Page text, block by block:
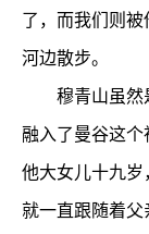
了，而我们则
河边散步。
穆青山虽然
融入了曼谷这个
他大女儿十九岁
就一直跟随着